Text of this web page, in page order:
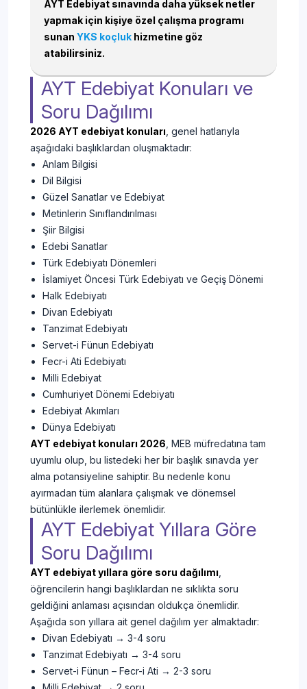
AYT Edebiyat sınavında daha yüksek netler
yapmak için kişiye özel çalışma programı
sunan YKS koçluk hizmetine göz
atabilirsiniz.
AYT Edebiyat Konuları ve
Soru Dağılımı
2026 AYT edebiyat konuları , genel hatlarıyla
aşağıdaki başlıklardan oluşmaktadır:
Anlam Bilgisi
Dil Bilgisi
Güzel Sanatlar ve Edebiyat
Metinlerin Sınıflandırılması
Şiir Bilgisi
Edebi Sanatlar
Türk Edebiyatı Dönemleri
İslamiyet Öncesi Türk Edebiyatı ve Geçiş Dönemi
Halk Edebiyatı
Divan Edebiyatı
Tanzimat Edebiyatı
Servet-i Fünun Edebiyatı
Fecr-i Ati Edebiyatı
Milli Edebiyat
Cumhuriyet Dönemi Edebiyatı
Edebiyat Akımları
Dünya Edebiyatı
AYT edebiyat konuları 2026 , MEB müfredatına tam
uyumlu olup, bu listedeki her bir başlık sınavda yer
alma potansiyeline sahiptir. Bu nedenle konu
ayırmadan tüm alanlara çalışmak ve dönemsel
bütünlükle ilerlemek önemlidir.
AYT Edebiyat Yıllara Göre
Soru Dağılımı
AYT edebiyat yıllara göre soru dağılımı
öğrencilerin hangi başlıklardan ne sıklıkta soru
geldiğini anlaması açısından oldukça önemlidir.
Aşağıda son yıllara ait genel dağılım yer almaktadır:
Divan Edebiyatı → 3-4 soru
Tanzimat Edebiyatı → 3-4 soru
Servet-i Fünun – Fecr-i Ati → 2-3 soru